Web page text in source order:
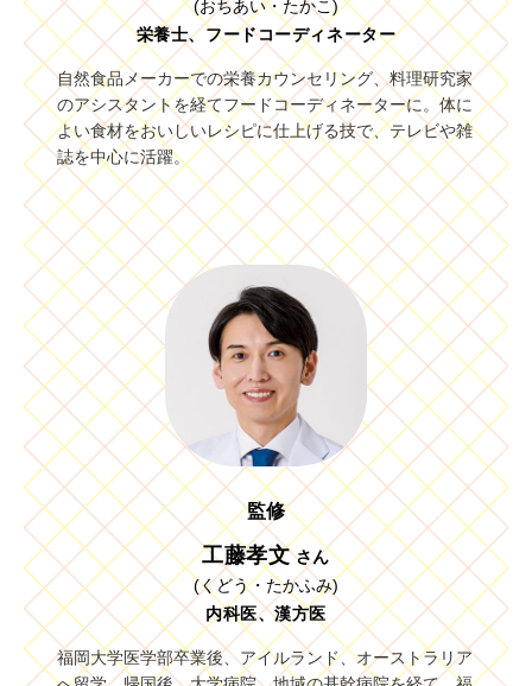
(おちあい・たかこ)
栄養士、フードコーディネーター
自然食品メーカーでの栄養カウンセリング、料理研究家
のアシスタントを経てフードコーディネーターに。体に
よい食材をおいしいレシピに仕上げる技で、テレビや雑
誌を中心に活躍。
監修
工藤孝文 さん
(くどう・たかふみ)
内科医、漢方医
福岡大学医学部卒業後、アイルランド、オーストラリア